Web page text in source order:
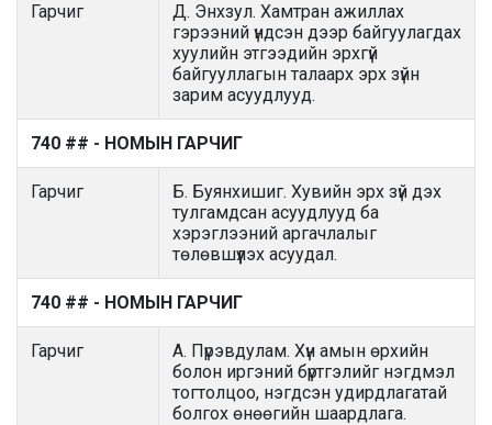
Гарчиг
Д. Энхзул. Хамтран ажиллах
гэрээний үндсэн дээр байгуулагдах
хуулийн этгээдийн эрхгүй
байгууллагын талаарх эрх зүйн
зарим асуудлууд.
740 ## - НОМЫН ГАРЧИГ
Гарчиг
Б. Буянхишиг. Хувийн эрх зүй дэх
тулгамдсан асуудлууд ба
хэрэглээний аргачлалыг
төлөвшүүлэх асуудал.
740 ## - НОМЫН ГАРЧИГ
Гарчиг
А. Пүрэвдулам. Хүн амын өрхийн
болон иргэний бүртгэлийг нэгдмэл
тогтолцоо, нэгдсэн удирдлагатай
болгох өнөөгийн шаардлага.